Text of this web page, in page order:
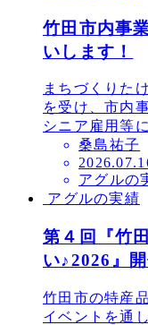
竹田市内事
いします！
まちづくりた
を受け、市内
シニア雇用等
桑島祐子
投
稿
日
アグルの
アグルの実績
第４回『竹
い♪2026』
竹田市の特産
イベントを通